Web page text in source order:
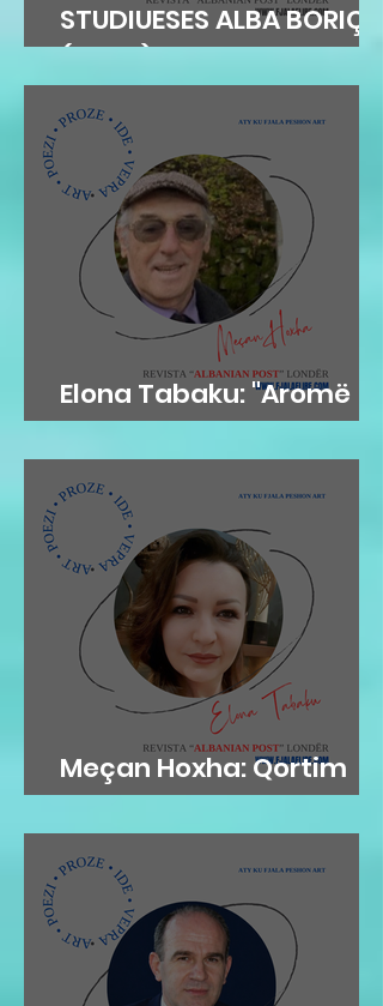
STUDIUESES ALBA BORIÇI
(GEGA)
Elona Tabaku: "Aromë
gjethi"
Meçan Hoxha: Qortim
me dashuri